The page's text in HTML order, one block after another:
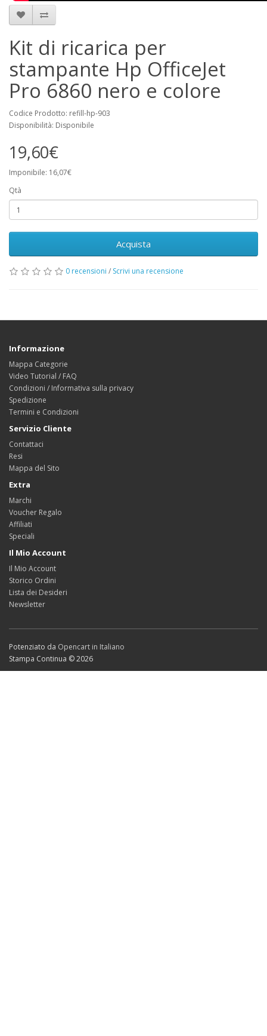
Kit di ricarica per
stampante Hp OfficeJet
Pro 6860 nero e colore
Codice Prodotto: refill-hp-903
Disponibilità: Disponibile
19,60€
Imponibile: 16,07€
Qtà
Acquista
0 recensioni / Scrivi una recensione
Informazione
Mappa Categorie
Video Tutorial / FAQ
Condizioni / Informativa sulla privacy
Spedizione
Termini e Condizioni
Servizio Cliente
Contattaci
Resi
Mappa del Sito
Extra
Marchi
Voucher Regalo
Affiliati
Speciali
Il Mio Account
Il Mio Account
Storico Ordini
Lista dei Desideri
Newsletter
Potenziato da Opencart in Italiano
Stampa Continua © 2026